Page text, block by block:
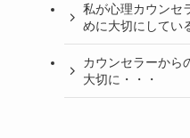
私が心理カウンセ
めに大切にしてい
カウンセラーから
大切に・・・